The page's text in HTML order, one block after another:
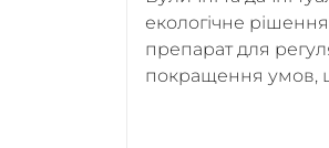
екологічне рішення
препарат для
покращення умов,